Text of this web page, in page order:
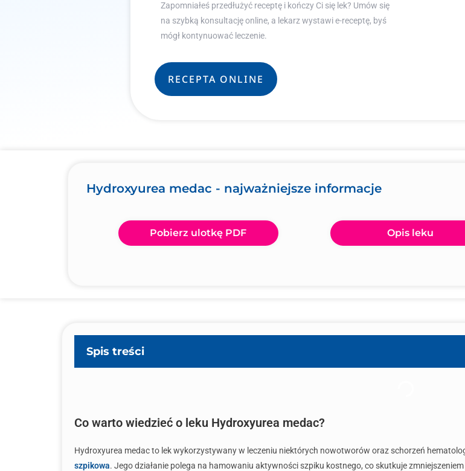
Zapomniałeś przedłużyć receptę i kończy Ci się lek? Umów się
na szybką konsultację online, a lekarz wystawi e-receptę, byś
mógł kontynuować leczenie.
RECEPTA ONLINE
Hydroxyurea medac - najważniejsze informacje
Pobierz ulotkę PDF Opis leku
Spis treści
Co warto wiedzieć o leku Hydroxyurea medac?
Hydroxyurea medac to lek wykorzystywany w leczeniu niektórych nowotworów oraz schorzeń
szpikowa. Jego działanie polega na hamowaniu aktywności szpiku kostnego, co skutkuje